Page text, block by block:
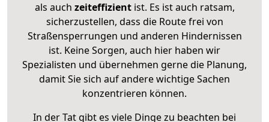
als auch zeiteffizientist. Es ist auch ratsam,
sicherzustellen, dass die Route frei von
Straßensperrungen und anderen Hindernissen
ist. Keine Sorgen, auch hier haben wir
Spezialisten und übernehmen gerne die Planung,
damit Sie sich auf andere wichtige Sachen
konzentrieren können.
In der Tat gibt es viele Dinge zu beachten bei